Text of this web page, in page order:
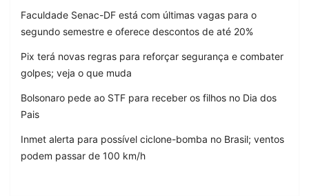
Faculdade Senac-DF está com últimas vagas para o
segundo semestre e oferece descontos de até 20%
Pix terá novas regras para reforçar segurança e combater
golpes; veja o que muda
Bolsonaro pede ao STF para receber os filhos no Dia dos
Pais
Inmet alerta para possível ciclone-bomba no Brasil; ventos
podem passar de 100 km/h